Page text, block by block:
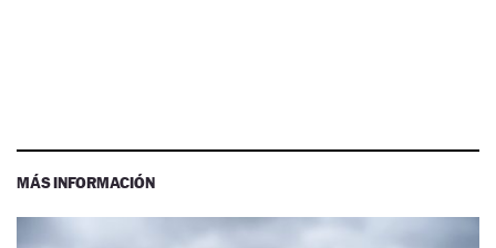
MÁS INFORMACIÓN